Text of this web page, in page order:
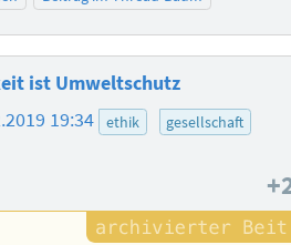
ist Umweltschutz
19:34 ethik
gesellschaft